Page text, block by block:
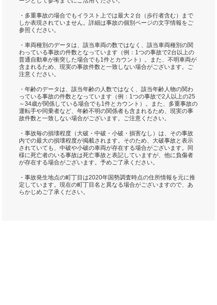
・多重事故の場合でもイラスト上では最大２台（歩行者含む）まで
しか表現されていません。詳細は事故の個別ページの文字情報をご
参照ください。
・車両種別のデータは、該当車両の数ではなく、該当車両種別の関
わっている事故の件数となっています（例：1つの事故で2台以上の
普通自動車が衝突した場合でも1件とカウント）。また、不明車両が
含まれるため、現実の事故件数と一致しない場合がございます。ご
注意ください。
・年齢のデータは、該当年齢の人数ではなく、該当年齢人物の関わ
っている事故の件数となっています（例：1つの事故で2人以上の25
～34歳が関係している場合でも1件とカウント）。また、多重事故の
運転手や同乗者など、年齢不明の関係者も含まれるため、現実の事
故件数と一致しない場合がございます。ご注意ください。
・事故毎の損壊程度（大破・中破・小破・損害なし）は、その事故
内での最大の損壊程度が掲載されます。そのため、大破事故と表示
されていても、中破や小破の車両が存在する場合がございます。同
様に死亡者のいる事故は死亡事故と表記していますが、他に負傷者
が存在する場合がございます。予めご了承ください。
・事故発生地点の町丁目は2020年国勢調査時点の住所情報を元に推
定しています。現在の町丁目名と異なる場合がございますので、あ
らかじめご了承ください。